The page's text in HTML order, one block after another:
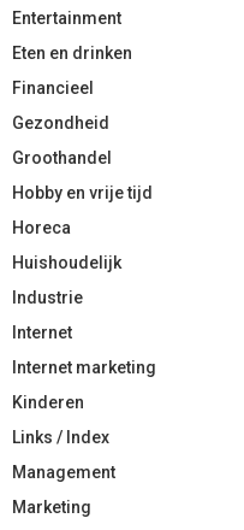
Entertainment
Eten en drinken
Financieel
Gezondheid
Groothandel
Hobby en vrije tijd
Horeca
Huishoudelijk
Industrie
Internet
Internet marketing
Kinderen
Links / Index
Management
Marketing